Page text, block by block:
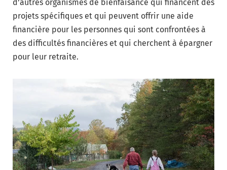
d’autres organismes de bienfaisance qui financent des
projets spécifiques et qui peuvent offrir une aide
financière pour les personnes qui sont confrontées à
des difficultés financières et qui cherchent à épargner
pour leur retraite.